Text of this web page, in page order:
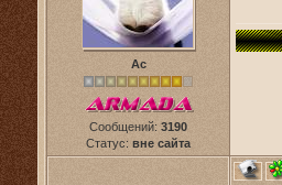
Ас
Сообщений: 3190
Статус: вне сайта